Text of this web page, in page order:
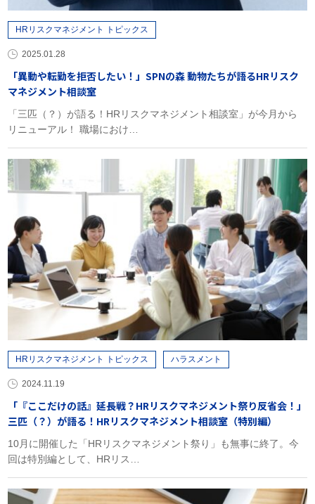
HRリスクマネジメント トピックス
2025.01.28
「異動や転勤を拒否したい！」SPNの森 動物たちが語るHRリスク
マネジメント相談室
「三匹（？）が語る！HRリスクマネジメント相談室」が今月から
リニューアル！ 職場におけ…
HRリスクマネジメント トピックス ハラスメント
2024.11.19
「『ここだけの話』延長戦？HRリスクマネジメント祭り反省会！」
三匹（？）が語る！HRリスクマネジメント相談室（特別編）
10月に開催した「HRリスクマネジメント祭り」も無事に終了。今
回は特別編として、HRリス…